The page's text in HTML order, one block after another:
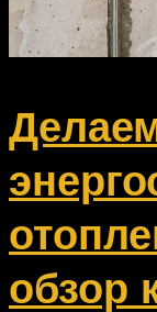
обзор